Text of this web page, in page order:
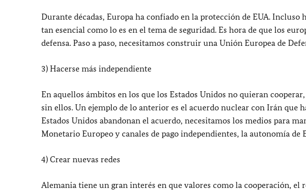
Durante décadas, Europa ha confiado en la protección de EUA. Incluso
tan esencial como lo es en el tema de seguridad. Es hora de que los
defensa. Paso a paso, necesitamos construir una Unión Europea de
3) Hacerse más independiente
En aquellos ámbitos en los que los Estados Unidos no quieran
sin ellos. Un ejemplo de lo anterior es el acuerdo nuclear con Irán que
Estados Unidos abandonan el acuerdo, necesitamos los medios para
Monetario Europeo y canales de pago independientes, la autonomía de
4) Crear nuevas redes
Alemania tiene un gran interés en que valores como la cooperación,